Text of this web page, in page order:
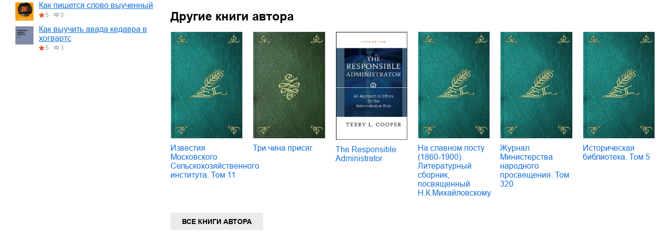
Как пишется слово выученный
5 0
Как выучить авада кедавра в
хогвартс
5 3
Другие книги автора
Известия
Московского
Сельскохозяйственного
института. Том 11
Три чина присяг
The Responsible
Administrator
На славном посту
(1860-1900).
Литературный
сборник,
посвященный
Н.К.Михайловскому
Журнал
Министерства
народного
просвещения. Том
320
Историческая
библиотека. Том 5
ВСЕ КНИГИ АВТОРА